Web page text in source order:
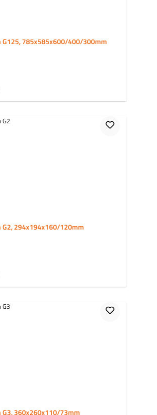
Faltkarton G125, 785x585x600/400/300mm
G2, 294x194x160/120mm
G3, 360x260x110/73mm